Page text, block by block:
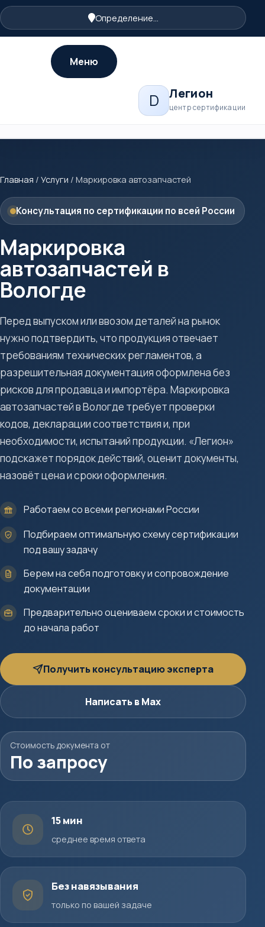
Определение...
D Легион
центр сертификации
Меню
Главная / Услуги / Маркировка автозапчастей
Консультация по сертификации по всей России
Маркировка
автозапчастей в
Вологде
Перед выпуском или ввозом деталей на рынок
нужно подтвердить, что продукция отвечает
требованиям технических регламентов, а
разрешительная документация оформлена без
рисков для продавца и импортёра. Маркировка
автозапчастей в Вологде требует проверки
кодов, декларации соответствия и, при
необходимости, испытаний продукции. «Легион»
подскажет порядок действий, оценит документы,
назовёт цена и сроки оформления.
Работаем со всеми регионами России
Подбираем оптимальную схему сертификации
под вашу задачу
Берем на себя подготовку и сопровождение
документации
Предварительно оцениваем сроки и стоимость
до начала работ
Получить консультацию эксперта
Написать в Max
Стоимость документа от
По запросу
15 мин
среднее время ответа
Без навязывания
только по вашей задаче